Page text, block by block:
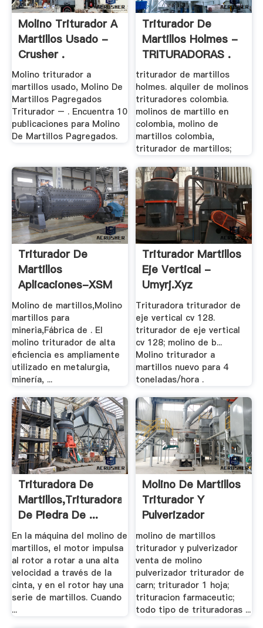
Molino Triturador A
Martillos Usado -
Crusher .
Molino triturador a
martillos usado, Molino De
Martillos Pagregados
Triturador – . Encuentra 10
publicaciones para Molino
De Martillos Pagregados.
Triturador De
Martillos Holmes -
TRITURADORAS .
triturador de martillos
holmes. alquiler de molinos
trituradores colombia.
molinos de martillo en
colombia, molino de
martillos colombia,
triturador de martillos;
Triturador De
Martillos
Aplicaciones-XSM
... - .
Molino de martillos,Molino
martillos para
mineria,Fábrica de . El
molino triturador de alta
eficiencia es ampliamente
utilizado en metalurgia,
minería, ...
Triturador Martillos
Eje Vertical -
Umyrj.xyz
Trituradora triturador de
eje vertical cv 128.
triturador de eje vertical
cv 128; molino de b...
Molino triturador a
martillos nuevo para 4
toneladas/hora .
Trituradora De
Martillos,Trituradora
De Piedra De ...
En la máquina del molino de
martillos, el motor impulsa
al rotor a rotar a una alta
velocidad a través de la
cinta, y en el rotor hay una
serie de martillos. Cuando
...
Molino De Martillos
Triturador Y
Pulverizador
molino de martillos
triturador y pulverizador
venta de molino
pulverizador triturador de
carn; triturador 1 hoja;
trituracion farmaceutic;
todo tipo de trituradoras ...